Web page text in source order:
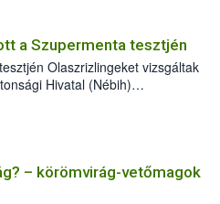
a Szupermenta tesztjén
Olaszrizlingeket vizsgáltak
Hivatal (Nébih)
került „nagyító alá”, melyek az
vizsgálatok, valamint a
a kóstolók által
– körömvirág-vetőmagok